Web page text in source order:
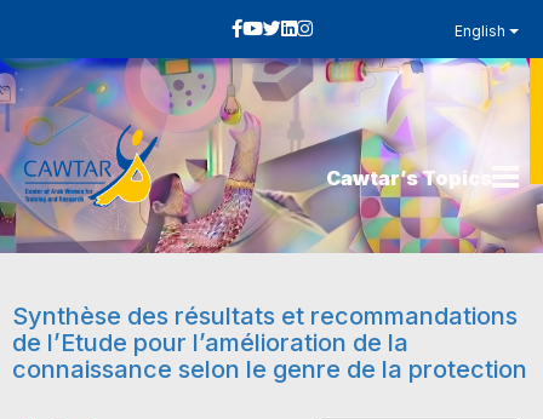
English
Cawtar’s Topics
Synthèse des résultats et recommandations
de l’Etude pour l’amélioration de la
connaissance selon le genre de la protection